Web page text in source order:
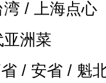
/ 上海点心
洲菜
/ 安省 / 魁